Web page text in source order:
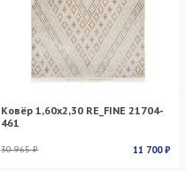
Ковёр 1,60х2,30 RE_FINE 21704-
461
30 965 ₽ 11 700 ₽